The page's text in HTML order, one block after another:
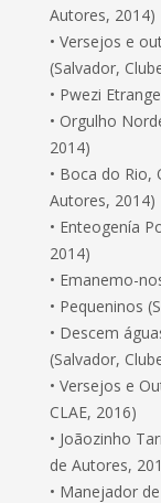
Autores, 2014)
• Versejos e
(Salvador,
• Pwezi
• Orgulho
2014)
• Boca do Rio,
Autores, 2014)
• Enteogenía
2014)
• Emanemo-
• Pequeninos
• Descem
(Salvador,
• Versejos e
CLAE, 2016)
• Joãozinho
de Autores,
• Manejador